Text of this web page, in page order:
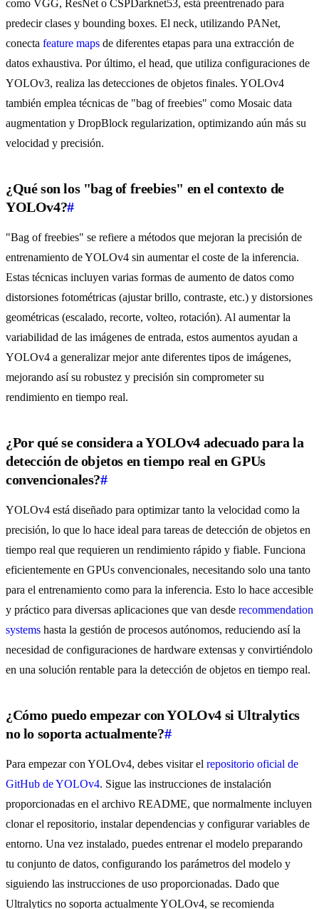
como VGG, ResNet o CSPDarknet53, está preentrenado para
predecir clases y bounding boxes. El neck, utilizando PANet,
conecta feature maps de diferentes etapas para una extracción de
datos exhaustiva. Por último, el head, que utiliza configuraciones de
YOLOv3, realiza las detecciones de objetos finales. YOLOv4
también emplea técnicas de "bag of freebies" como Mosaic data
augmentation y DropBlock regularization, optimizando aún más su
velocidad y precisión.
¿Qué son los "bag of freebies" en el contexto de
YOLOv4?#
"Bag of freebies" se refiere a métodos que mejoran la precisión de
entrenamiento de YOLOv4 sin aumentar el coste de la inferencia.
Estas técnicas incluyen varias formas de aumento de datos como
distorsiones fotométricas (ajustar brillo, contraste, etc.) y distorsiones
geométricas (escalado, recorte, volteo, rotación). Al aumentar la
variabilidad de las imágenes de entrada, estos aumentos ayudan a
YOLOv4 a generalizar mejor ante diferentes tipos de imágenes,
mejorando así su robustez y precisión sin comprometer su
rendimiento en tiempo real.
¿Por qué se considera a YOLOv4 adecuado para la
detección de objetos en tiempo real en GPUs
convencionales?#
YOLOv4 está diseñado para optimizar tanto la velocidad como la
precisión, lo que lo hace ideal para tareas de detección de objetos en
tiempo real que requieren un rendimiento rápido y fiable. Funciona
eficientemente en GPUs convencionales, necesitando solo una tanto
para el entrenamiento como para la inferencia. Esto lo hace accesible
y práctico para diversas aplicaciones que van desde recommendation
systems hasta la gestión de procesos autónomos, reduciendo así la
necesidad de configuraciones de hardware extensas y convirtiéndolo
en una solución rentable para la detección de objetos en tiempo real.
¿Cómo puedo empezar con YOLOv4 si Ultralytics
no lo soporta actualmente?#
Para empezar con YOLOv4, debes visitar el repositorio oficial de
GitHub de YOLOv4. Sigue las instrucciones de instalación
proporcionadas en el archivo README, que normalmente incluyen
clonar el repositorio, instalar dependencias y configurar variables de
entorno. Una vez instalado, puedes entrenar el modelo preparando
tu conjunto de datos, configurando los parámetros del modelo y
siguiendo las instrucciones de uso proporcionadas. Dado que
Ultralytics no soporta actualmente YOLOv4, se recomienda